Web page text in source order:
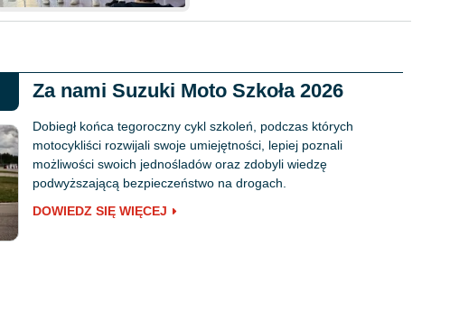
Za nami Suzuki Moto Szkoła 2026
Dobiegł końca tegoroczny cykl szkoleń, podczas których
motocykliści rozwijali swoje umiejętności, lepiej poznali
możliwości swoich jednośladów oraz zdobyli wiedzę
podwyższającą bezpieczeństwo na drogach.
DOWIEDZ SIĘ WIĘCEJ